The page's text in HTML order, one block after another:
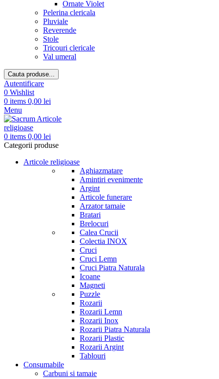
Ornate Violet
Pelerina clericala
Pluviale
Reverende
Stole
Tricouri clericale
Val umeral
Cauta produse...
Autentificare
0 Wishlist
0 items 0,00 lei
Menu
0 items 0,00 lei
Categorii produse
Articole religioase
Aghiazmatare
Amintiri evenimente
Argint
Articole funerare
Arzator tamaie
Bratari
Brelocuri
Calea Crucii
Colectia INOX
Cruci
Cruci Lemn
Cruci Piatra Naturala
Icoane
Magneti
Puzzle
Rozarii
Rozarii Lemn
Rozarii Inox
Rozarii Piatra Naturala
Rozarii Plastic
Rozarii Argint
Tablouri
Consumabile
Carbuni si tamaie